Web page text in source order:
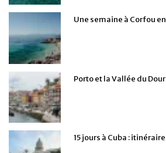
Une semaine à Corfou
Porto et la Vallée du
15 jours à Cuba :